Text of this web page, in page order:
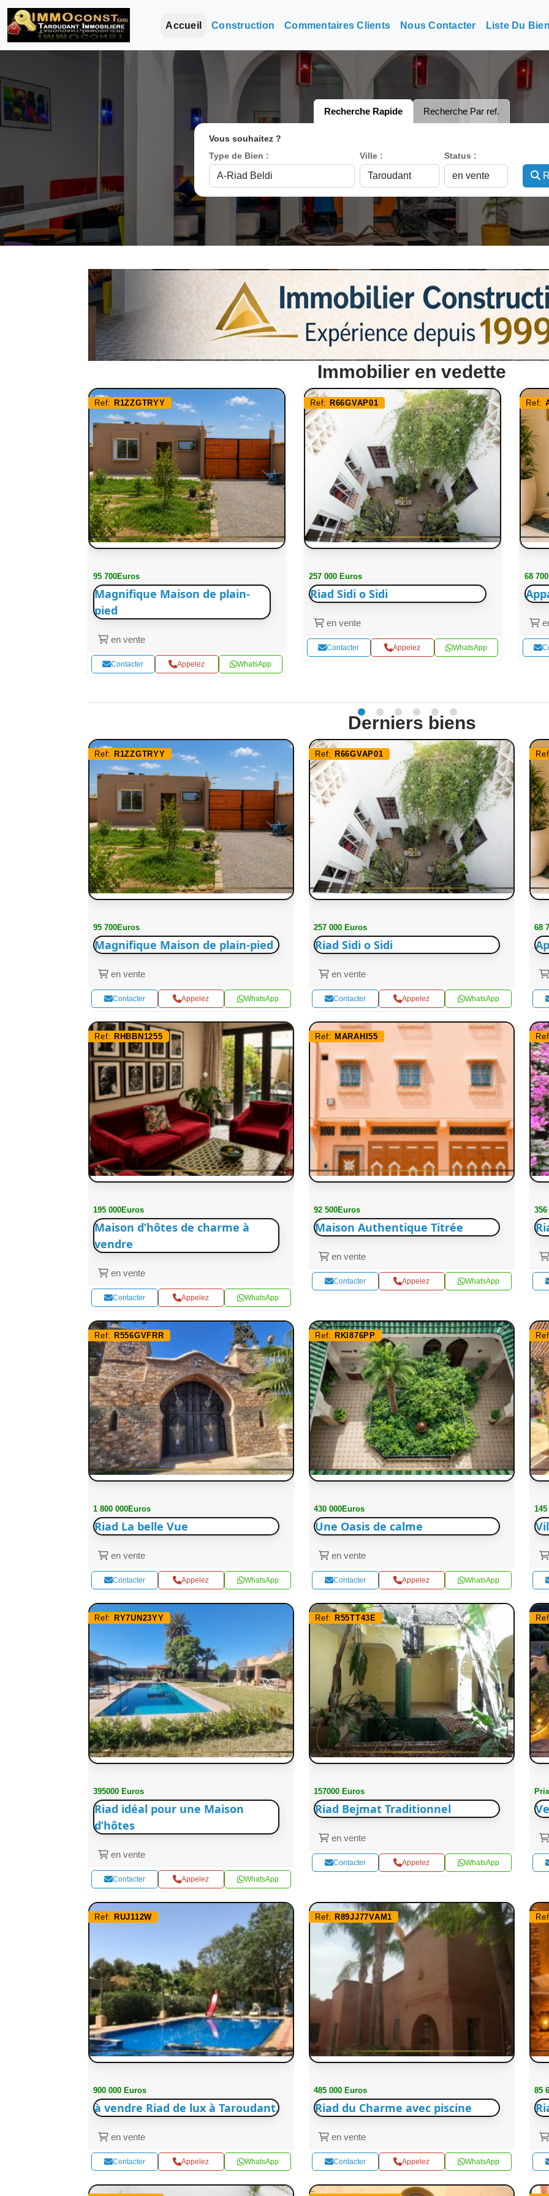
Accueil Construction Commentaires Clients Nous Contacter Liste Du
Recherche Rapide Recherche Par ref.
Vous souhaitez ?
Type de Bien :
Ville : Status :
Immobilier en vedette
Ref: R1ZZGTRYY
95 700Euros
Magnifique Maison de plain-
pied
en vente
Contacter Appelez WhatsApp
Ref: R66GVAP01
257 000 Euros
Riad Sidi o Sidi
en vente
Contacter Appelez WhatsApp
Ref:
68
Derniers biens
Ref: R1ZZGTRYY
95 700Euros
Magnifique Maison de plain-pied
en vente
Contacter Appelez WhatsApp
Ref: R66GVAP01
257 000 Euros
Riad Sidi o Sidi
en vente
Contacter Appelez WhatsApp
68
Ref: RHBBN1255
195 000Euros
Maison d’hôtes de charme à
vendre
en vente
Contacter Appelez WhatsApp
Ref: MARAHI55
92 500Euros
Maison Authentique Titrée
en vente
Contacter Appelez WhatsApp
356
Ref: R556GVFRR
1 800 000Euros
Riad La belle Vue
en vente
Contacter Appelez WhatsApp
Ref: RKI876PP
430 000Euros
Une Oasis de calme
en vente
Contacter Appelez WhatsApp
Ref: RY7UN23YY
395000 Euros
Riad idéal pour une Maison
d’hôtes
en vente
Contacter Appelez WhatsApp
Ref: R55TT43E
157000 Euros
Riad Bejmat Traditionnel
en vente
Contacter Appelez WhatsApp
Ref: RUJ112W
900 000 Euros
à vendre Riad de lux à Taroudant.
en vente
Contacter Appelez WhatsApp
Ref: R89JJ77VAM1
485 000 Euros
Riad du Charme avec piscine
en vente
Contacter Appelez WhatsApp
85